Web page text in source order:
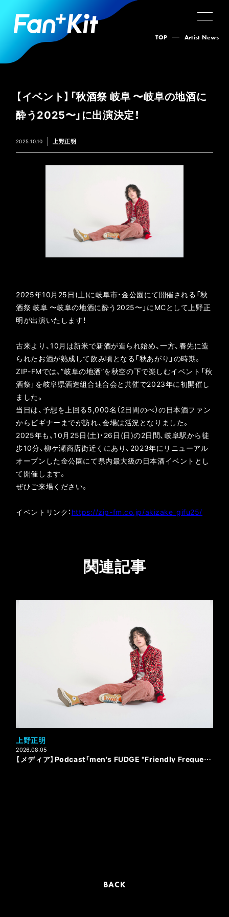
TOP Artist News
【イベント】「秋酒祭 岐阜 〜岐阜の地酒に
酔う2025〜」に出演決定！
2025.10.10 上野正明
2025年10月25日(土)に岐阜市・金公園にて開催される「秋
酒祭 岐阜 〜岐阜の地酒に酔う2025〜」にMCとして上野正
明が出演いたします！
古来より、10月は新米で新酒が造られ始め、一方、春先に造
られたお酒が熟成して飲み頃となる「秋あがり」の時期。
ZIP-FMでは、”岐阜の地酒”を秋空の下で楽しむイベント「秋
酒祭」を岐阜県酒造組合連合会と共催で2023年に初開催し
ました。
当日は、予想を上回る5,000名（2日間のべ）の日本酒ファン
からビギナーまでが訪れ、会場は活況となりました。
2025年も、10月25日(土)・26日(日)の2日間、岐阜駅から徒
歩10分、柳ケ瀬商店街近くにあり、2023年にリニューアル
オープンした金公園にて県内最大級の日本酒イベントとし
て開催します。
ぜひご来場ください。
イベントリンク： https://zip-fm.co.jp/akizake_gifu25/
関連記事
上野正明
2026.08.05
【メディア】Podcast「men's FUDGE "Friendly Frequency"」が始動！
BACK